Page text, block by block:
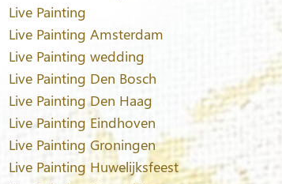
Live Painting
Live Painting Amsterdam
Live Painting wedding
Live Painting Den Bosch
Live Painting Den Haag
Live Painting Eindhoven
Live Painting Groningen
Live Painting Huwelijksfeest